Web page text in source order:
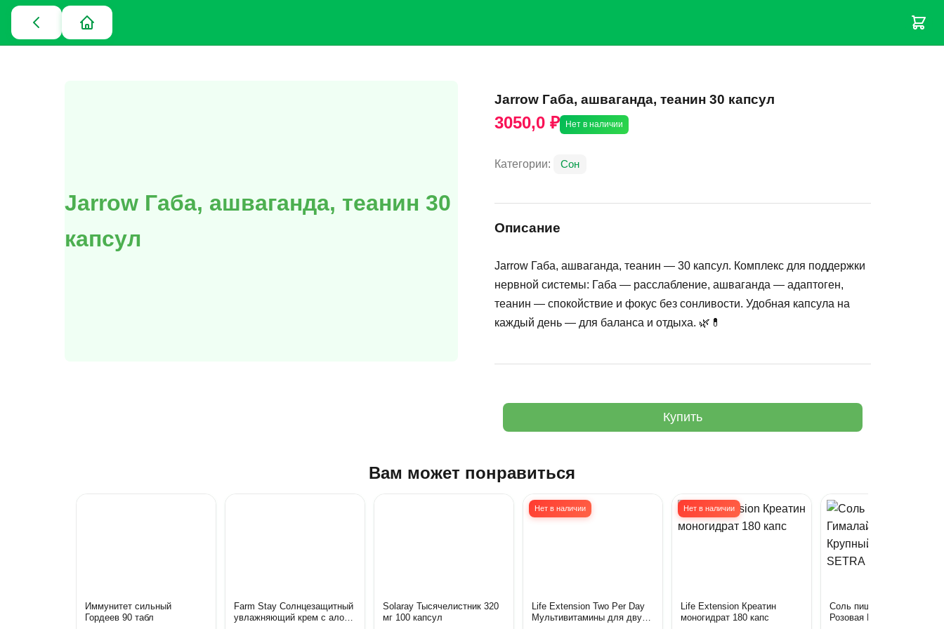
Jarrow Габа, ашваганда, теанин 30
капсул
Jarrow Габа, ашваганда, теанин 30 капсул
3050,0 ₽ Нет в наличии
Категории: Сон
Описание
Jarrow Габа, ашваганда, теанин — 30 капсул. Комплекс для поддержки
нервной системы: Габа — расслабление, ашваганда — адаптоген,
теанин — спокойствие и фокус без сонливости. Удобная капсула на
каждый день — для баланса и отдыха. 🌿💊
Купить
Вам может понравиться
Иммунитет сильный
Гордеев 90 табл
Farm Stay Солнцезащитный
увлажняющий крем с алоэ
Solaray Тысячелистник 320
мг 100 капсул
Нет в наличии
Life Extension Two Per Day
Мультивитамины для двух
Нет в наличии
Life Extension Креатин
моногидрат 180 капс
Соль пищевая
Розовая Крупный помол